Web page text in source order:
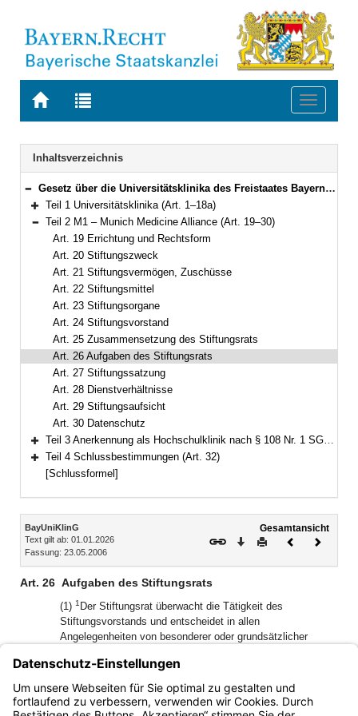
Zur
BAYERN.RECHT
Zur
letzten
Suche
Toggle
Navigation
Inhaltsverzeichnis
Bereich reduzieren
Gesetz über die Universitätsklinika des Freistaates Bayern (Bayerisches Universitätsklinikagesetz – BayUniKlinG) Vom 23. Mai 2006 (GVBl. S. 285) BayRS 2210-2-4-WK (Art. 1–32)
Bereich erweitern
Teil 1 Universitätsklinika (Art. 1–18a)
Bereich reduzieren
Teil 2 M1 – Munich Medicine Alliance (Art. 19–30)
Art. 19 Errichtung und Rechtsform
Art. 20 Stiftungszweck
Art. 21 Stiftungsvermögen, Zuschüsse
Art. 22 Stiftungsmittel
Art. 23 Stiftungsorgane
Art. 24 Stiftungsvorstand
Art. 25 Zusammensetzung des Stiftungsrats
Art. 26 Aufgaben des Stiftungsrats
Art. 27 Stiftungssatzung
Art. 28 Dienstverhältnisse
Art. 29 Stiftungsaufsicht
Art. 30 Datenschutz
Bereich erweitern
Teil 3 Anerkennung als Hochschulklinik nach § 108 Nr. 1 SGB V (Art. 31)
Bereich erweitern
Teil 4 Schlussbestimmungen (Art. 32)
[Schlussformel]
Inhalt
BayUniKlinG
Text gilt ab: 01.01.2026
Fassung: 23.05.2006
Gesamtansicht
Download
DruckenVorheriges
Art. 26 Aufgaben des Stiftungsrats
(1) 1 Der Stiftungsrat überwacht die Tätigkeit des
Stiftungsvorstands und entscheidet in allen
Angelegenheiten von besonderer oder grundsätzlicher
(2) Der oder die Vorsitzende des Stiftungsrats vertritt die
Stiftung bei Rechtsgeschäften mit dem Stiftungsvorstand
oder einzelnen Mitgliedern des Stiftungsvorstands.